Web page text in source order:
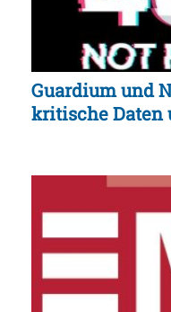
Guardium und
kritische Daten